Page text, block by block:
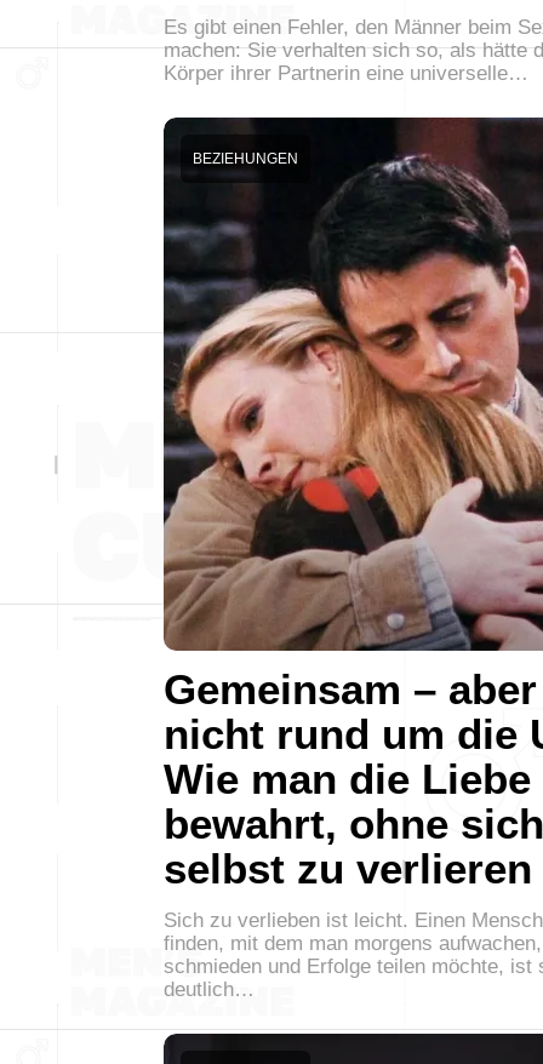
Es gibt einen Fehler, den Männer beim
machen: Sie verhalten sich so, als hätte
Körper ihrer Partnerin eine universelle…
Gemeinsam – aber
nicht rund um die
Wie man die Liebe
bewahrt, ohne sich
selbst zu verlieren
BEZIEHUNGEN
Sich zu verlieben ist leicht. Einen
finden, mit dem man morgens
schmieden und Erfolge teilen möchte, ist
deutlich…